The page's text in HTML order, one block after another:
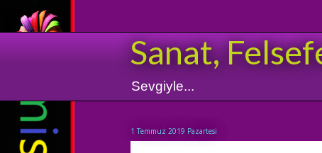
Sanat,
Sevgiyle...
1 Temmuz 2019 Pazartesi